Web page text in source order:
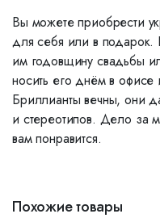
Вы можете приобрести
для себя или в подарок.
им годовщину свадьбы
носить его днём в офисе
Бриллианты вечны, они
и стереотипов. Дело за
вам понравится.
Похожие товары